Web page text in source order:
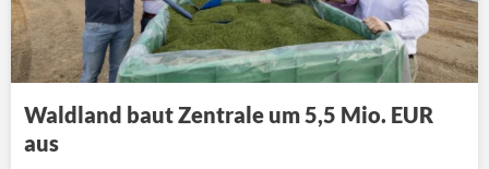
Waldland baut Zentrale um 5,5 Mio. EUR
aus